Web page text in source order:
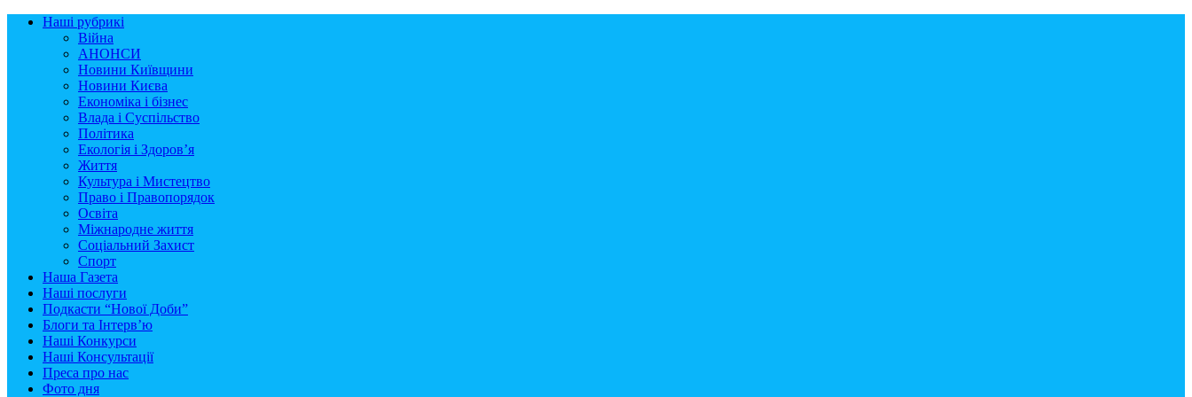
Наші рубрикі
Війна
АНОНСИ
Новини Київщини
Новини Києва
Економіка і бізнес
Влада і Суспільство
Політика
Екологія і Здоров’я
Життя
Культура і Мистецтво
Право і Правопорядок
Освіта
Міжнародне життя
Соціальний Захист
Спорт
Наша Газета
Наші послуги
Подкасти “Нової Доби”
Блоги та Інтерв’ю
Наші Конкурси
Наші Консультації
Преса про нас
Фото дня